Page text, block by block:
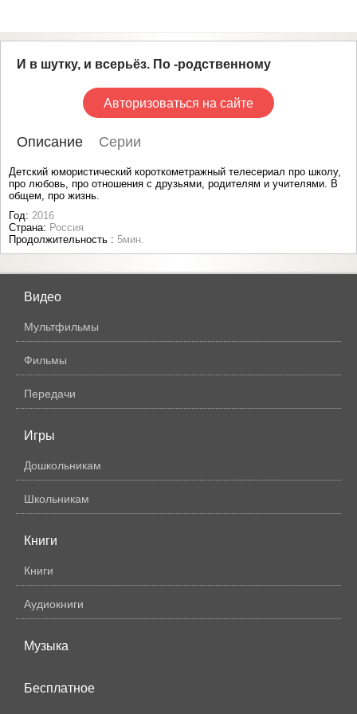
И в шутку, и всерьёз. По -родственному
Авторизоваться на сайте
Описание Серии
Детский юмористический короткометражный телесериал про школу,
про любовь, про отношения с друзьями, родителям и учителями. В
общем, про жизнь.
Год: 2016
Страна: Россия
Продолжительность : 5мин.
Видео
Мультфильмы
Фильмы
Передачи
Игры
Дошкольникам
Школьникам
Книги
Книги
Аудиокниги
Музыка
Бесплатное